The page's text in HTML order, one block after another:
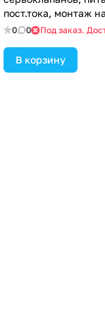
пост.тока, монтаж
входной сигнал
0 0 Под заказ.
В корзину